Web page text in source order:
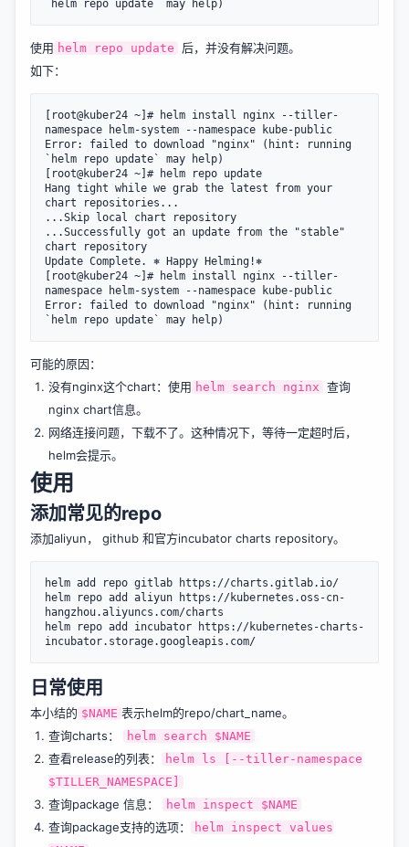
使用 helm repo update
后，并没有解决问题。
如下：
[root@kuber24 ~]# helm install nginx --tiller-
namespace helm-system --namespace kube-public
Error: failed to download "nginx" (hint: running
`helm repo update` may help)
[root@kuber24 ~]# helm repo update
Hang tight while we grab the latest from your
chart repositories...
...Skip local chart repository
...Successfully got an update from the "stable"
chart repository
Update Complete. ⎈ Happy Helming!⎈
[root@kuber24 ~]# helm install nginx --tiller-
namespace helm-system --namespace kube-public
Error: failed to download "nginx" (hint: running
可能的原因：
没有nginx这个chart：使用 helm search nginx 查询
nginx chart信息。
网络连接问题，下载不了。这种情况下，等待一定超时后，
helm会提示。
使用
添加常见的repo
添加aliyun， github 和官方incubator charts repository。
helm add repo gitlab https://charts.gitlab.io/
helm repo add aliyun https://kubernetes.oss-cn-
hangzhou.aliyuncs.com/charts
helm repo add incubator https://kubernetes-charts-
日常使用
本小结的 $NAME 表示helm的repo/chart_name。
查询charts：
helm search $NAME
查看release的列表：
helm ls [--tiller-namespace
$TILLER_NAMESPACE]
查询package 信息： helm inspect $NAME
查询package支持的选项：
helm inspect values